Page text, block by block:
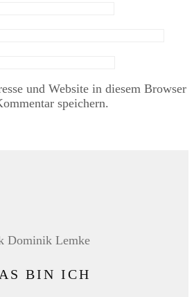
und Website in diesem Browser
speichern.
BIN ICH